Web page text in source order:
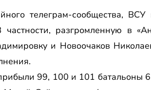
телеграм-сообщества,
разгромленную в
и Новоочаков
99, 100 и 101 батальоны